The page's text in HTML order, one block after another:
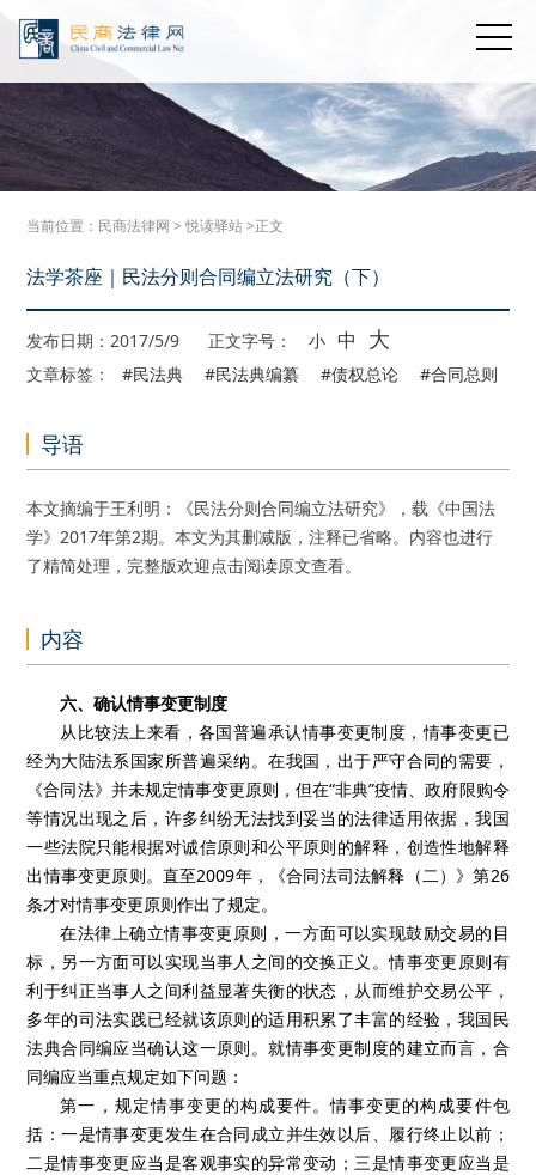
当前位置： 民商法律网 >悦读驿站>正文
法学茶座｜民法分则合同编立法研究（下）
发布日期：2017/5/9 正文字号： 小 中 大
文章标签： #民法典 #民法典编纂 #债权总论 #合同总则
导语
本文摘编于王利明：《民法分则合同编立法研究》，载《中国法
学》2017年第2期。本文为其删减版，注释已省略。内容也进行
了精简处理，完整版欢迎点击阅读原文查看。
内容
六、确认情事变更制度
从比较法上来看，各国普遍承认情事变更制度，情事变更已
经为大陆法系国家所普遍采纳。在我国，出于严守合同的需要，
《合同法》并未规定情事变更原则，但在“非典”疫情、政府限购令
等情况出现之后，许多纠纷无法找到妥当的法律适用依据，我国
一些法院只能根据对诚信原则和公平原则的解释，创造性地解释
出情事变更原则。直至2009年，《合同法司法解释（二）》第26
条才对情事变更原则作出了规定。
在法律上确立情事变更原则，一方面可以实现鼓励交易的目
标，另一方面可以实现当事人之间的交换正义。情事变更原则有
利于纠正当事人之间利益显著失衡的状态，从而维护交易公平，
多年的司法实践已经就该原则的适用积累了丰富的经验，我国民
法典合同编应当确认这一原则。就情事变更制度的建立而言，合
同编应当重点规定如下问题：
第一，规定情事变更的构成要件。情事变更的构成要件包
括：一是情事变更发生在合同成立并生效以后、履行终止以前；
二是情事变更应当是客观事实的异常变动；三是情事变更应当是